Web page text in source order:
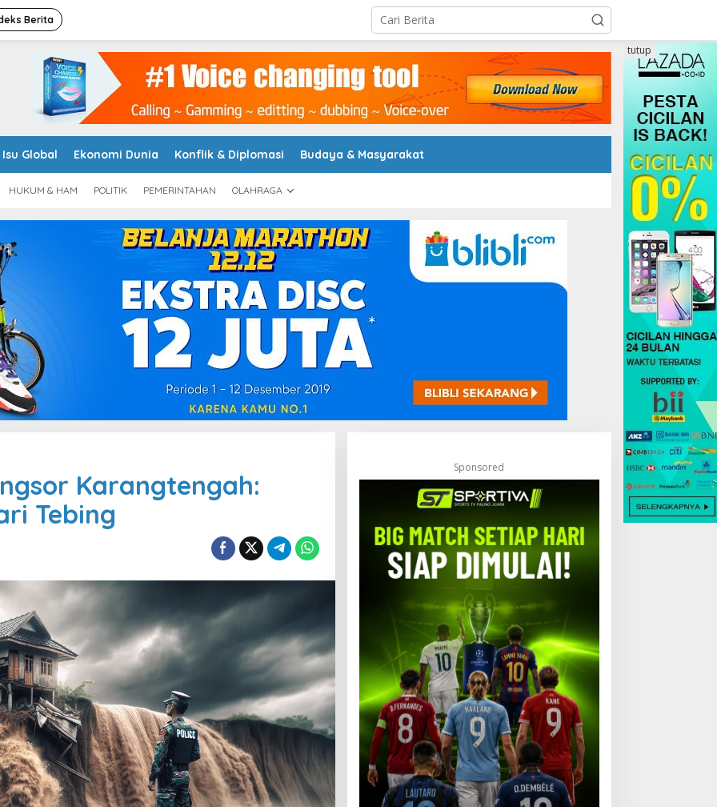
Berita
Isu Global Ekonomi Dunia Konflik & Diplomasi Budaya & Masyarakat
HUKUM & HAM POLITIK PEMERINTAHAN OLAHRAGA
tutup
Karangtengah:
Tebing
Sponsored